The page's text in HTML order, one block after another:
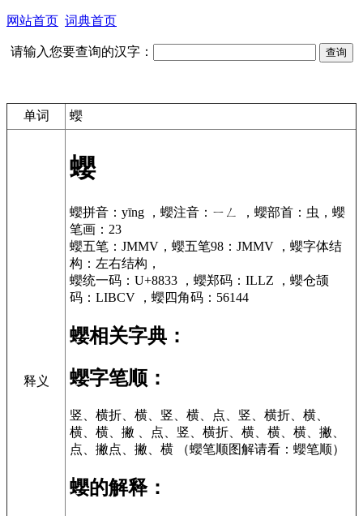
网站首页 词典首页
请输入您要查询的汉字：
单词 蠳
释义
蠳
蠳拼音：yīng ，蠳注音：ㄧㄥ ，蠳部首：虫，蠳
笔画：23
蠳五笔：JMMV，蠳五笔98：JMMV ，蠳字体结
构：左右结构，
蠳统一码：U+8833 ，蠳郑码：ILLZ ，蠳仓颉
码：LIBCV ，蠳四角码：56144
蠳相关字典：
蠳字笔顺：
竖、横折、横、竖、横、点、竖、横折、横、
横、横、撇 、点、竖、横折、横、横、横、撇、
点、撇点、撇、横 （蠳笔顺图解请看：蠳笔顺）
蠳的解释：